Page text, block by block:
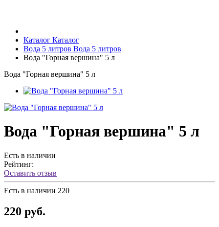
Каталог Каталог
Вода 5 литров Вода 5 литров
Вода "Горная вершина" 5 л
Вода "Горная вершина" 5 л
Вода "Горная вершина" 5 л
Есть в наличии
Рейтинг:
Оставить отзыв
Есть в наличии 220
220 руб.